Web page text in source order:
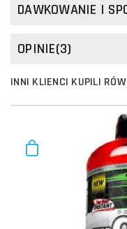
DAWKOWANIE I
OPINIE(3)
INNI KLIENCI KUPILI